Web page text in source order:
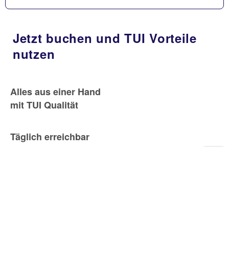
Jetzt buchen und TUI Vorteile
nutzen
Alles aus einer Hand
mit TUI Qualität
Täglich erreichbar